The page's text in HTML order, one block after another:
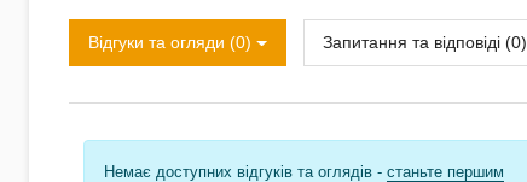
Відгуки та огляди (0) Запитання та відповіді (0)
Немає доступних відгуків та оглядів - станьте першим